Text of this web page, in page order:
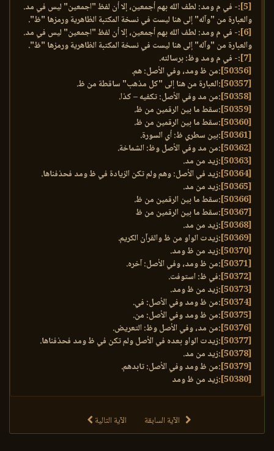
[5] :- في م ومد: لطف الله بهم أجمعين، إلا أن لفظ "اجمعين" ليس في مد.
والعبارة من "وآله" إلى هنا ليست في نسخة المكتبة الظاهرية ورمزها "ظ".
[6] :- في م ومد: لطف الله بهم أجمعين، إلا أن لفظ "اجمعين" ليس في مد.
والعبارة من "وآله" إلى هنا ليست في نسخة المكتبة الظاهرية ورمزها "ظ".
[7] :- في م ومد وظ: برسالته.
[50356]
:من ظ ومد، وفي الأصل: هم.
[50357]
:العبارة من هنا إلى "كل مذهب" ساقطة من ظ.
[50358]
:من مد وفي الأصل: تكفيه – كذا.
[50359]
:سقط ما بين الرقمين من ظ.
[50360]
:سقط ما بين الرقمين من ظ.
[50361]
:بين سطري ظ: أي السورة.
[50362]
:من مد وفي الأصل وظ: الشماخة.
[50363]
:زيد من مد.
[50364]
:زيد في الأصل: وهم ولم تكن الزيادة في ظ ومد فحذفناها.
[50365]
:زيد من مد.
[50366]
:سقط ما بين الرقمين من ظ.
[50367]
:سقط ما بين الرقمين من ظ
[50368]
:زيد من مد.
[50369]
:زيدت الواو من ظ والقرآن الكريم.
[50370]
:زيد من ظ ومد.
[50371]
:من ظ ومد، وفي الأصل: آخره.
[50372]
:في ظ: استوفت.
[50373]
:زيد من ظ ومد.
[50374]
:من ظ ومد وفي الأصل: في.
[50375]
:من ظ ومد وفي الأصل: من.
[50376]
:من مد، وفي الأصل وظ: التعريض.
[50377]
:زيدت الواو بعده في الأصل ولم تكن في ظ ومد فحذفناها.
[50378]
:زيد من مد.
[50379]
:من ظ ومد وفي الأصل: تابدهم.
[50380]
:زيد من ظ ومد
الآية السابقة الآية التالية